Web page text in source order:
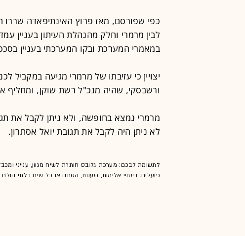
כפי שפורסם, מאז פרוץ האינתיפאדה שררו
לבין מרמרי וחלק מהנהלת העיתון בעניין
במאמרי המערכת ובקו המערכתי בעניין
יצויין כי עזיבתו של מרמרי מגיעה במקביל
ורשבסקי, שהיה מנכ"ל רשת שוקן, ומחליף
מרמרי נמצא בחופשה, ולא ניתן לקבל את
לא ניתן היה לקבל את תגובת יואל אסתרון.
לתשומת לבכם: מערכת גלובס חותרת לשיח מגוון, ענייני
פועלים. ביטויי אלימות, גזענות, הסתה או כל שיח בלתי